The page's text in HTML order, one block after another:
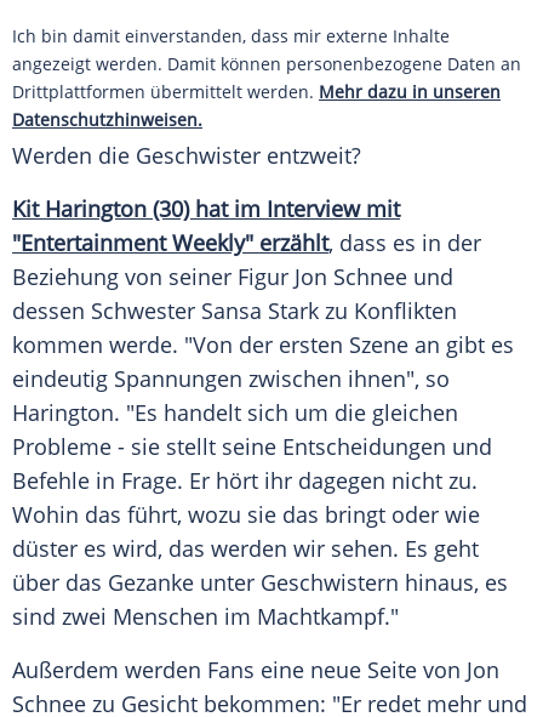
Ich bin damit einverstanden, dass mir externe Inhalte
angezeigt werden. Damit können personenbezogene Daten an
Drittplattformen übermittelt werden. Mehr dazu in unseren
Datenschutzhinweisen.
Werden die Geschwister entzweit?
Kit Harington (30) hat im Interview mit
"Entertainment Weekly" erzählt, dass es in der
Beziehung von seiner Figur Jon Schnee und
dessen Schwester Sansa Stark zu Konflikten
kommen werde. "Von der ersten Szene an gibt es
eindeutig Spannungen zwischen ihnen", so
Harington. "Es handelt sich um die gleichen
Probleme - sie stellt seine Entscheidungen und
Befehle in Frage. Er hört ihr dagegen nicht zu.
Wohin das führt, wozu sie das bringt oder wie
düster es wird, das werden wir sehen. Es geht
über das Gezanke unter Geschwistern hinaus, es
sind zwei Menschen im Machtkampf."
Außerdem werden Fans eine neue Seite von Jon
Schnee zu Gesicht bekommen: "Er redet mehr und